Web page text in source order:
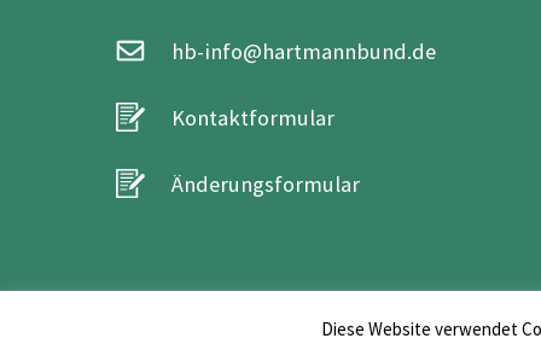
hb-info@hartmannbund.de
Kontaktformular
Änderungsformular
Diese Website verwendet